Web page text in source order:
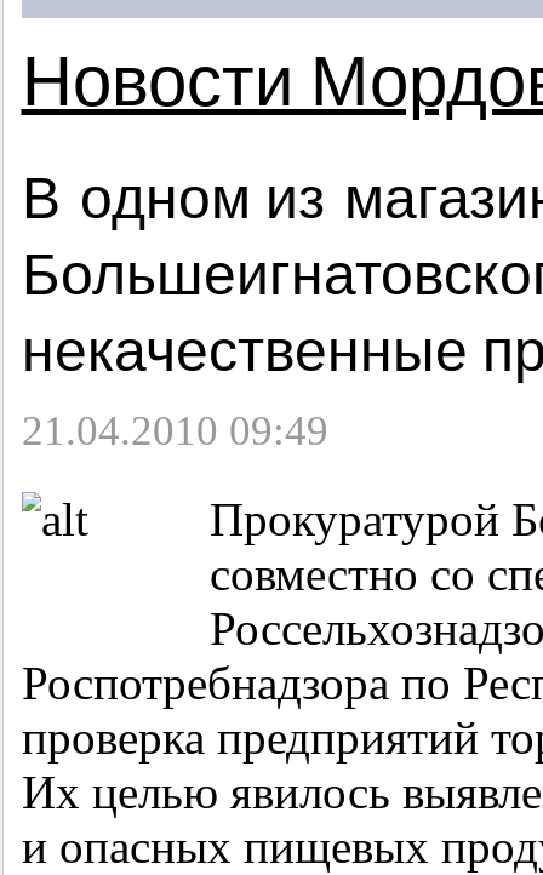
Новости
В одном из
некачественные
21.04.2010 09:49
Прокуратурой
совместно со
Роспотребнадзора по
проверка предприятий
Их целью явилось
и опасных пищевых